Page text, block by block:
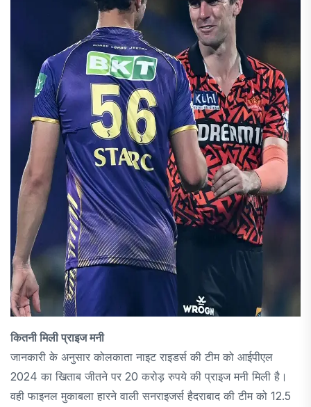
कितनी मिली प्राइज मनी
जानकारी के अनुसार कोलकाता नाइट राइडर्स की टीम को आईपीएल
2024 का खिताब जीतने पर 20 करोड़ रुपये की प्राइज मनी मिली है।
वही फाइनल मुकाबला हारने वाली सनराइजर्स हैदराबाद की टीम को 12.5